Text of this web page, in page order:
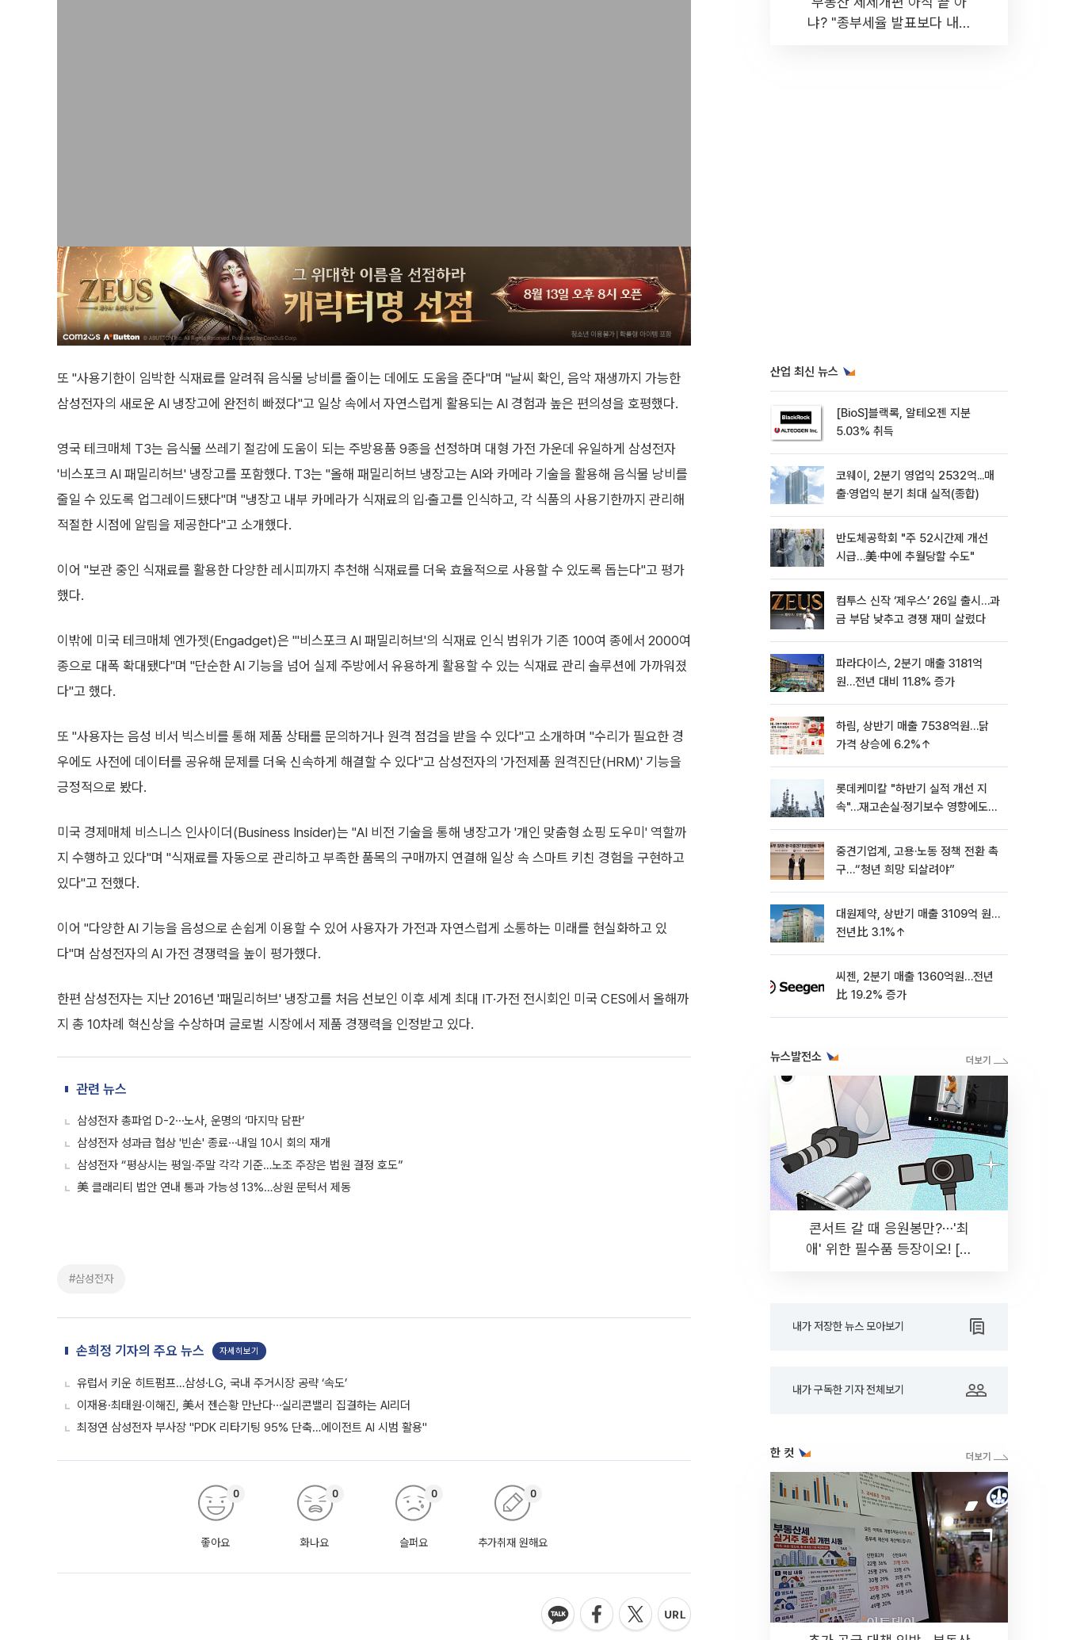
또 "사용기한이 임박한 식재료를 알려줘 음식물 낭비를 줄이는 데에도 도움을 준다"며 "날씨 확인, 음악 재생까지 가능한
삼성전자의 새로운 AI 냉장고에 완전히 빠졌다"고 일상 속에서 자연스럽게 활용되는 AI 경험과 높은 편의성을 호평했다.
영국 테크매체 T3는 음식물 쓰레기 절감에 도움이 되는 주방용품 9종을 선정하며 대형 가전 가운데 유일하게 삼성전자
'비스포크 AI 패밀리허브' 냉장고를 포함했다. T3는 "올해 패밀리허브 냉장고는 AI와 카메라 기술을 활용해 음식물 낭비를
줄일 수 있도록 업그레이드됐다"며 "냉장고 내부 카메라가 식재료의 입·출고를 인식하고, 각 식품의 사용기한까지 관리해
적절한 시점에 알림을 제공한다"고 소개했다.
이어 "보관 중인 식재료를 활용한 다양한 레시피까지 추천해 식재료를 더욱 효율적으로 사용할 수 있도록 돕는다"고 평가
했다.
이밖에 미국 테크매체 엔가젯(Engadget)은 "'비스포크 AI 패밀리허브'의 식재료 인식 범위가 기존 100여 종에서 2000여
종으로 대폭 확대됐다"며 "단순한 AI 기능을 넘어 실제 주방에서 유용하게 활용할 수 있는 식재료 관리 솔루션에 가까워졌
다"고 했다.
또 "사용자는 음성 비서 빅스비를 통해 제품 상태를 문의하거나 원격 점검을 받을 수 있다"고 소개하며 "수리가 필요한 경
우에도 사전에 데이터를 공유해 문제를 더욱 신속하게 해결할 수 있다"고 삼성전자의 '가전제품 원격진단(HRM)' 기능을
긍정적으로 봤다.
미국 경제매체 비스니스 인사이더(Business Insider)는 "AI 비전 기술을 통해 냉장고가 '개인 맞춤형 쇼핑 도우미' 역할까
지 수행하고 있다"며 "식재료를 자동으로 관리하고 부족한 품목의 구매까지 연결해 일상 속 스마트 키친 경험을 구현하고
있다"고 전했다.
이어 "다양한 AI 기능을 음성으로 손쉽게 이용할 수 있어 사용자가 가전과 자연스럽게 소통하는 미래를 현실화하고 있
다"며 삼성전자의 AI 가전 경쟁력을 높이 평가했다.
한편 삼성전자는 지난 2016년 '패밀리허브' 냉장고를 처음 선보인 이후 세계 최대 IT·가전 전시회인 미국 CES에서 올해까
지 총 10차례 혁신상을 수상하며 글로벌 시장에서 제품 경쟁력을 인정받고 있다.
관련 뉴스
삼성전자 총파업 D-2⋯노사, 운명의 ‘마지막 담판’
삼성전자 성과급 협상 '빈손' 종료⋯내일 10시 회의 재개
삼성전자 “평상시는 평일·주말 각각 기준…노조 주장은 법원 결정 호도”
美 클래리티 법안 연내 통과 가능성 13%…상원 문턱서 제동
#삼성전자
손희정 기자의 주요 뉴스 자세히보기
유럽서 키운 히트펌프…삼성·LG, 국내 주거시장 공략 ‘속도’
이재용·최태원·이해진, 美서 젠슨황 만난다⋯실리콘밸리 집결하는 AI리더
최정연 삼성전자 부사장 "PDK 리타기팅 95% 단축…에이전트 AI 시범 활용"
좋아요
0
화나요
0
슬퍼요
0
추가취재 원해요
0
냐? "종부세율 발표보다 내릴
산업 최신 뉴스
[BioS]블랙록, 알테오젠 지분
5.03% 취득
코웨이, 2분기 영업익 2532억...매
출·영업익 분기 최대 실적(종합)
반도체공학회 "주 52시간제 개선
시급…美·中에 추월당할 수도"
컴투스 신작 ‘제우스’ 26일 출시…과
금 부담 낮추고 경쟁 재미 살렸다
파라다이스, 2분기 매출 3181억
원…전년 대비 11.8% 증가
하림, 상반기 매출 7538억원…닭
가격 상승에 6.2%↑
롯데케미칼 "하반기 실적 개선 지
속"…재고손실·정기보수 영향에도
중견기업계, 고용·노동 정책 전환 촉
구…“청년 희망 되살려야”
대원제약, 상반기 매출 3109억 원…
전년比 3.1%↑
씨젠, 2분기 매출 1360억원…전년
比 19.2% 증가
뉴스발전소
콘서트 갈 때 응원봉만?⋯'최
애' 위한 필수품 등장이오! [솔
내가 저장한 뉴스 모아보기
내가 구독한 기자 전체보기
한 컷